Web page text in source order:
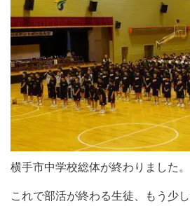
横手市中学校総体が終わりました。
これで部活が終わる生徒、もう少